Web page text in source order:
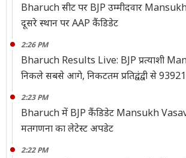
Bharuch सीट पर BJP उम्मीदवार
दूसरे स्थान पर AAP कैंडिडेट
2:26 PM
Bharuch Results Live: BJP प्रत्याशी
निकले सबसे आगे, निकटतम प्रतिद्वंद्वी से
2:23 PM
Bharuch में BJP कैंडिडेट Mansukh
मतगणना का लेटेस्ट अपडेट
2:22 PM